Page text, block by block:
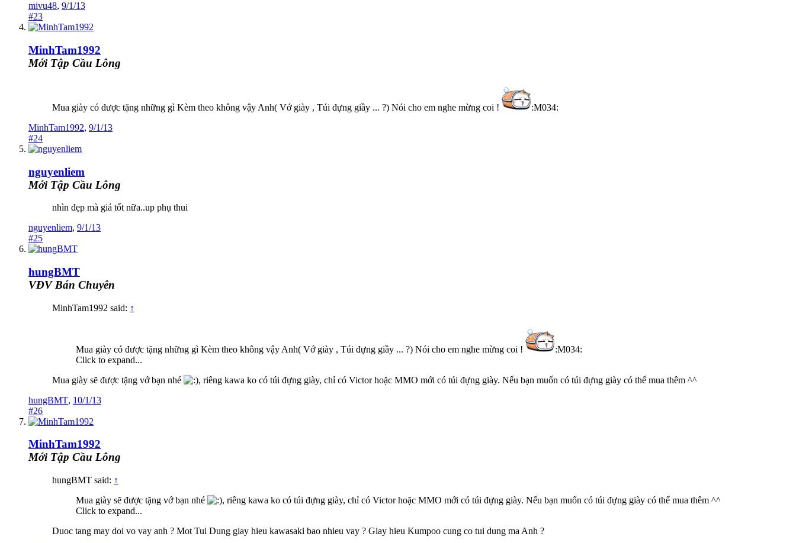
mivu48, 9/1/13
#23
MinhTam1992
Mới Tập Cầu Lông
Mua giày có được tặng những gì Kèm theo không vậy Anh( Vớ giày , Túi đựng giầy ... ?) Nói cho em nghe mừng coi !
:M034:
MinhTam1992, 9/1/13
#24
nguyenliem
Mới Tập Cầu Lông
nhìn đẹp mà giá tốt nữa..up phụ thui
nguyenliem, 9/1/13
#25
hungBMT
VĐV Bán Chuyên
MinhTam1992 said: ↑
Mua giày có được tặng những gì Kèm theo không vậy Anh( Vớ giày , Túi đựng giầy ... ?) Nói cho em nghe mừng coi !
:M034:
Click to expand...
Mua giày sẽ được tặng vớ bạn nhé
, riêng kawa ko có túi đựng giày, chỉ có Victor hoặc MMO mới có túi đựng giày. Nếu bạn muốn có túi đựng giày có thể mua thêm ^^
hungBMT, 10/1/13
#26
MinhTam1992
Mới Tập Cầu Lông
hungBMT said: ↑
Mua giày sẽ được tặng vớ bạn nhé
, riêng kawa ko có túi đựng giày, chỉ có Victor hoặc MMO mới có túi đựng giày. Nếu bạn muốn có túi đựng giày có thể mua thêm ^^
Click to expand...
Duoc tang may doi vo vay anh ? Mot Tui Dung giay hieu kawasaki bao nhieu vay ? Giay hieu Kumpoo cung co tui dung ma Anh ?